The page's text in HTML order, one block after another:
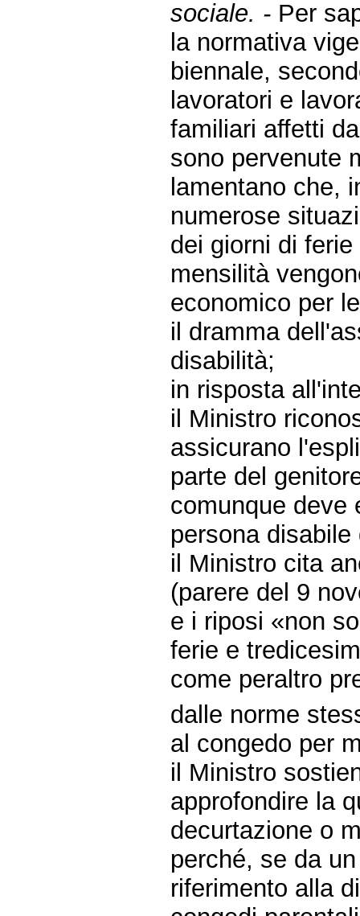
sociale. - Per
la normativa
biennale,
lavoratori e
familiari affetti
sono pervenute
lamentano che,
numerose
dei giorni di
mensilità
economico per
il dramma
disabilità;
in risposta
il Ministro
assicurano
parte del
comunque deve
persona disabile
il Ministro cita
(parere del 9
e i riposi «non
ferie e
come peraltro
dalle norme
al congedo per
il Ministro
approfondire la
decurtazione o
perché, se da
riferimento alla